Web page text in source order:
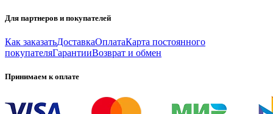
Для партнеров и покупателей
Как заказатьДоставкаОплатаКарта постоянного
покупателяГарантииВозврат и обмен
Принимаем к оплате